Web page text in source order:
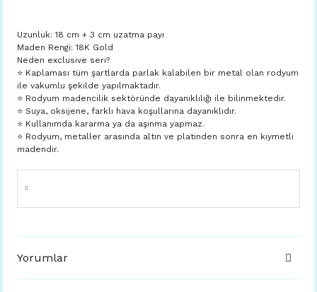
Uzunluk: 18 cm + 3 cm uzatma payı
Maden Rengi: 18K Gold
Neden exclusive seri?
⭐️ Kaplaması tüm şartlarda parlak kalabilen bir metal olan rodyum
ile vakumlu şekilde yapılmaktadır.
⭐️ Rodyum madencilik sektöründe dayanıklılığı ile bilinmektedir.
⭐️ Suya, oksijene, farklı hava koşullarına dayanıklıdır.
⭐️ Kullanımda kararma ya da aşınma yapmaz.
⭐️ Rodyum, metaller arasında altın ve platinden sonra en kıymetli
madendir.
Yorumlar